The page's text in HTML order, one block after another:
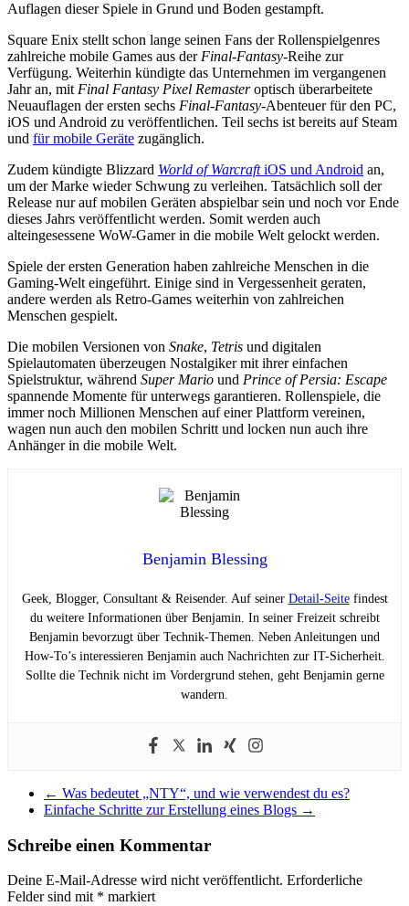
Auflagen dieser Spiele in Grund und Boden gestampft.
Square Enix stellt schon lange seinen Fans der Rollenspielgenres
zahlreiche mobile Games aus der Final-Fantasy-Reihe zur
Verfügung. Weiterhin kündigte das Unternehmen im vergangenen
Jahr an, mit Final Fantasy Pixel Remasteroptisch überarbeitete
Neuauflagen der ersten sechs Final-Fantasy-Abenteuer für den PC,
iOS und Android zu veröffentlichen. Teil sechs ist bereits auf Steam
und für mobile Geräte zugänglich.
Zudem kündigte Blizzard World of WarcraftiOS und Android an,
um der Marke wieder Schwung zu verleihen. Tatsächlich soll der
Release nur auf mobilen Geräten abspielbar sein und noch vor Ende
dieses Jahrs veröffentlicht werden. Somit werden auch
alteingesessene WoW-Gamer in die mobile Welt gelockt werden.
Spiele der ersten Generation haben zahlreiche Menschen in die
Gaming-Welt eingeführt. Einige sind in Vergessenheit geraten,
andere werden als Retro-Games weiterhin von zahlreichen
Menschen gespielt.
Die mobilen Versionen von Snake, Tetris und digitalen
Spielautomaten überzeugen Nostalgiker mit ihrer einfachen
Spielstruktur, während Super Mario und Prince of Persia: Escape
spannende Momente für unterwegs garantieren. Rollenspiele, die
immer noch Millionen Menschen auf einer Plattform vereinen,
wagen nun auch den mobilen Schritt und locken nun auch ihre
Anhänger in die mobile Welt.
Benjamin Blessing
Geek, Blogger, Consultant & Reisender. Auf seiner Detail-Seitefindest
du weitere Informationen über Benjamin. In seiner Freizeit schreibt
Benjamin bevorzugt über Technik-Themen. Neben Anleitungen und
How-To’s interessieren Benjamin auch Nachrichten zur IT-Sicherheit.
Sollte die Technik nicht im Vordergrund stehen, geht Benjamin gerne
wandern.
← Was bedeutet „NTY“, und wie verwendest du es?
Einfache Schritte zur Erstellung eines Blogs →
Schreibe einen Kommentar
Deine E-Mail-Adresse wird nicht veröffentlicht. Erforderliche
Felder sind mit * markiert